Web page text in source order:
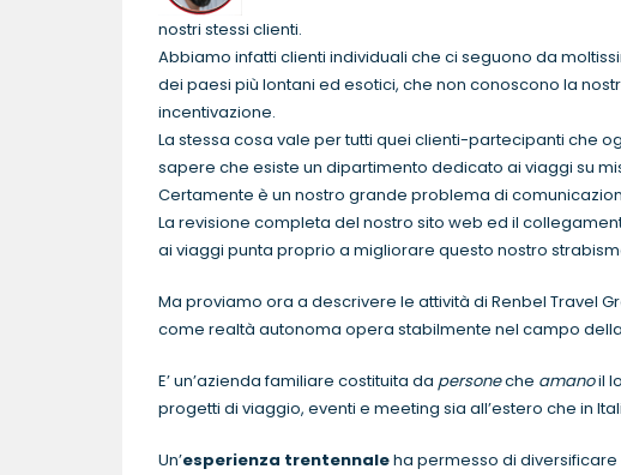
nostri stessi clienti.
Abbiamo infatti clienti individuali che ci seguono da
dei paesi più lontani ed esotici, che non conoscono la
incentivazione.
La stessa cosa vale per tutti quei clienti-partecipanti che
sapere che esiste un dipartimento dedicato ai viaggi su
Certamente è un nostro grande problema di
La revisione completa del nostro sito web ed il
ai viaggi punta proprio a migliorare questo nostro
Ma proviamo ora a descrivere le attività di Renbel Travel
come realtà autonoma opera stabilmente nel campo della
E’ un’azienda familiare costituita da personeche amanoil
progetti di viaggio, eventi e meeting sia all’estero che in
Un’esperienza trentennaleha permesso di diversificare